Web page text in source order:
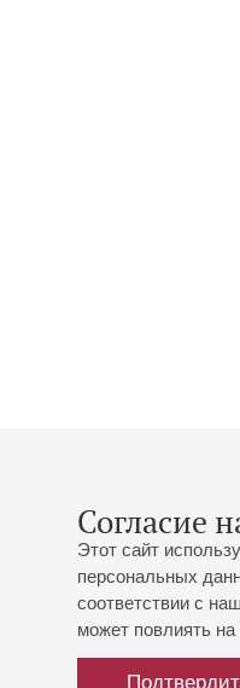
Согласие
Этот сайт
персональных
соответствии с
может повлиять